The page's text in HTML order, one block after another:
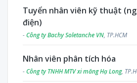
Tuyển nhân viên kỹ thuật
điện)
-Công ty Bachy Soletanche VN, TP.HCM
Nhân viên phân tích hóa
-Công ty TNHH MTV xi măng Hạ Long,